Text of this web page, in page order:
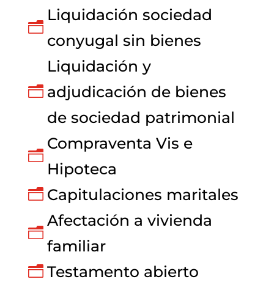
n
Liquidación sociedad
conyugal sin bienes
n
Liquidación y
adjudicación de bienes
de sociedad patrimonial
n
Compraventa Vis e
Hipoteca
n Capitulaciones maritales
n
Afectación a vivienda
familiar
n Testamento abierto